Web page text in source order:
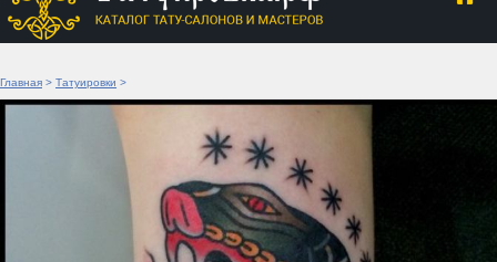
Главная > Татуировки >